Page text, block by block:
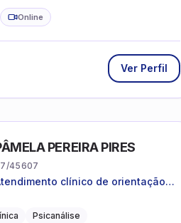
Online
Ver Perfil
PEREIRA PIRES
45607
clínico de orientação
e crianças neurotípicas
Psicanálise